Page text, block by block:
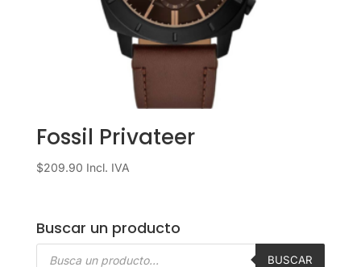
Fossil Privateer
$209.90 Incl. IVA
Buscar un producto
Búsqueda
BUSCAR